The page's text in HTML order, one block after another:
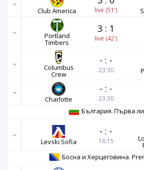
Club America live (51')
Portland
Timbers
3 : 1
live (42')
Columbus
Crew
- : -
23:30
Charlotte
- : -
23:30
България. Първа
Levski Sofia
- : -
18:15
Босна и Херцеговина.